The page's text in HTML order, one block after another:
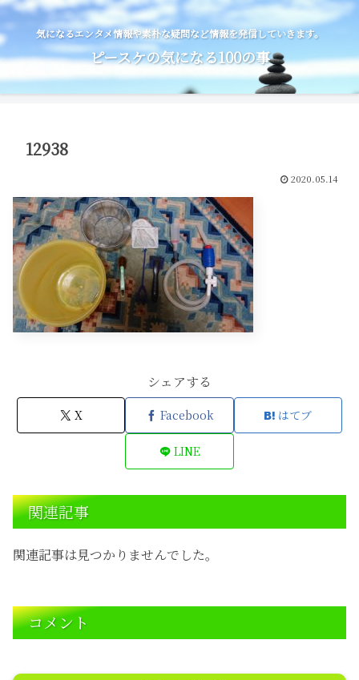
気になるエンタメ情報や素朴な疑問など情報を発信していきます。
ピースケの気になる100の事
12938
2020.05.14
シェアする
X Facebook はてブ
LINE
関連記事
関連記事は見つかりませんでした。
コメント